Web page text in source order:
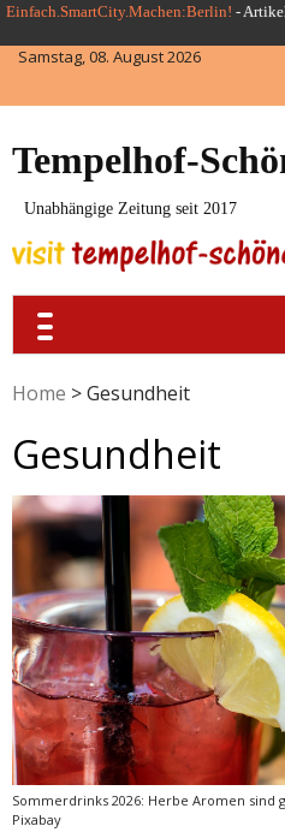
Skip
to
content
Einfach.SmartCity.Machen:Berlin! -
Samstag, 08. August 2026
Tempelhof-
Unabhängige Zeitung seit 2017
Home >Gesundheit
Gesundheit
Sommerdrinks 2026: Herbe Aromen sind
Pixabay